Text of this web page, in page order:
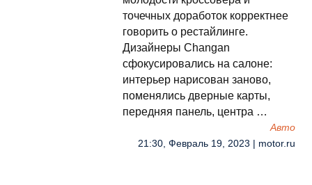
точечных доработок корректнее
говорить о рестайлинге.
Дизайнеры Changan
сфокусировались на салоне:
интерьер нарисован заново,
поменялись дверные карты,
передняя панель, центра …
Авто
21:30, Февраль 19, 2023 | motor.ru